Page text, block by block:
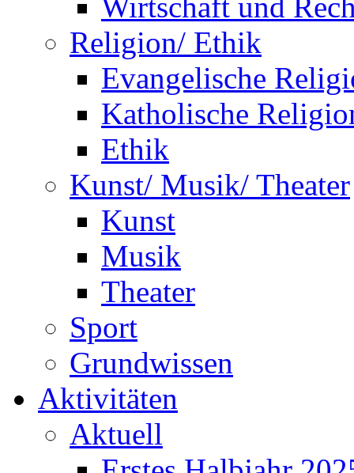
Wirtschaft und
Religion/ Ethik
Evangelische
Katholische
Ethik
Kunst/ Musik/ Theater
Kunst
Musik
Theater
Sport
Grundwissen
Aktivitäten
Aktuell